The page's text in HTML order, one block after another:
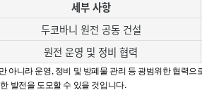
세부 사항
두코바니 원전 공동 건설
원전 운영 및 정비 협력
아니라 운영, 정비 및 방폐물 관리 등 광범위한 협력
발전을 도모할 수 있을 것입니다.